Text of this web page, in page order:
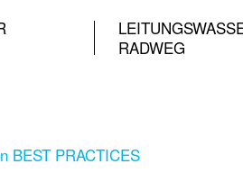
RADWEG
BEST PRACTICES